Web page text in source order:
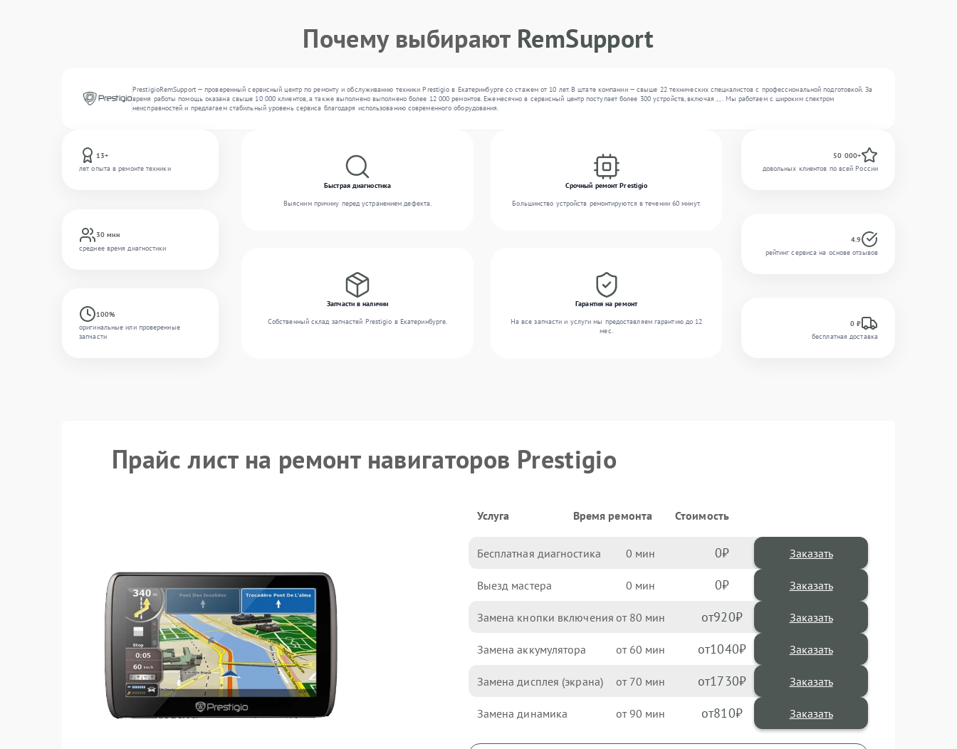
Почему выбирают RemSupport
PrestigioRemSupport — проверенный сервисный центр по ремонту и обслуживанию техники Prestigio в Екатеринбурге со стажем от 10 лет. В штате компании — свыше 22 технических специалистов с профессиональной подготовкой. За
время работы помощь оказана свыше 10 000 клиентов, а также выполнено выполнено более 12 000 ремонтов. Ежемесячно в сервисный центр поступает более 300 устройств, включая , , . Мы работаем с широким спектром
неисправностей и предлагаем стабильный уровень сервиса благодаря использованию современного оборудования.
13+
лет опыта в ремонте техники
30 мин
среднее время диагностики
100%
оригинальные или проверенные
запчасти
Быстрая диагностика
Выясним причину перед устранением дефекта.
Срочный ремонт Prestigio
Большинство устройств ремонтируются в течении 60 минут.
Запчасти в наличии
Собственный склад запчастей Prestigio в Екатеринбурге.
Гарантия на ремонт
На все запчасти и услуги мы предоставляем гарантию до 12
мес.
50 000+
довольных клиентов по всей России
4.9
рейтинг сервиса на основе отзывов
0 ₽
бесплатная доставка
Прайс лист на ремонт навигаторов Prestigio
Услуга Время ремонта Стоимость
Бесплатная диагностика 0 0 Заказать
Выезд мастера 0 0 Заказать
Замена кнопки включения 80 920
Замена аккумулятора 60 1040
Замена дисплея (экрана) 70 1730
Замена динамика 90 810